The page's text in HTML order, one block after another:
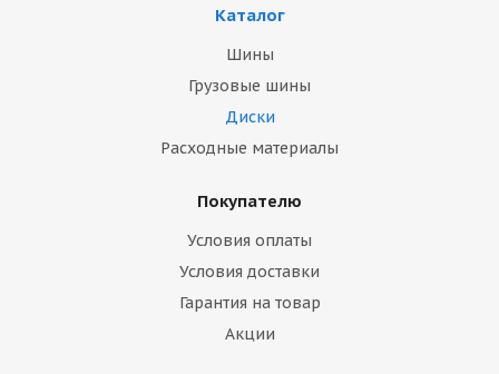
Каталог
Шины
Грузовые шины
Диски
Расходные материалы
Покупателю
Условия оплаты
Условия доставки
Гарантия на товар
Акции